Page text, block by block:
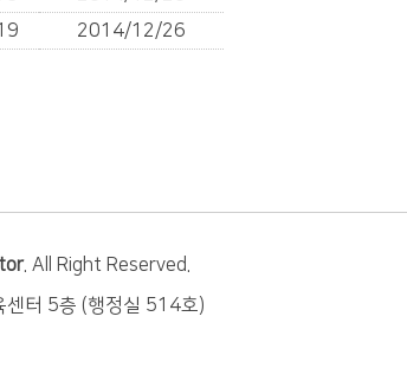
2014/12/26
. All Right Reserved.
센터 5층 (행정실 514호)